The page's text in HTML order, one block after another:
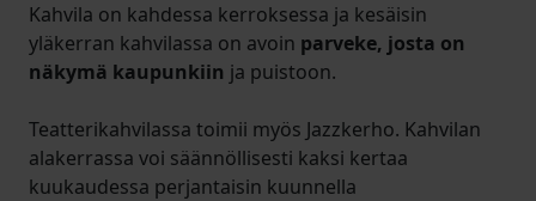
Kahvila on kahdessa kerroksessa ja kesäisin
yläkerran kahvilassa on avoin parveke, josta on
näkymä kaupunkiin ja puistoon.
Teatterikahvilassa toimii myös Jazzkerho. Kahvilan
alakerrassa voi säännöllisesti kaksi kertaa
kuukaudessa perjantaisin kuunnella